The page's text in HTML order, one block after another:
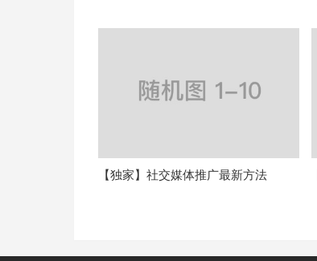
【独家】社交媒体推广最新方法